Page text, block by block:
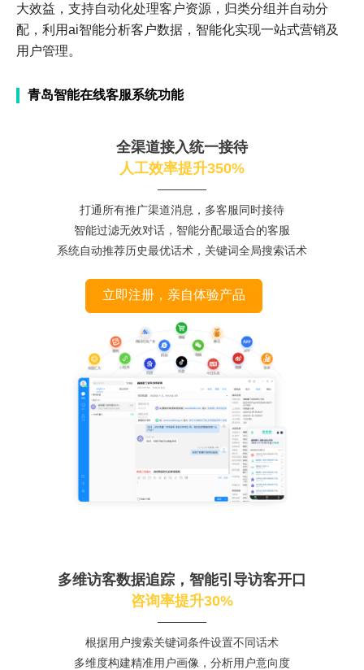
大效益，支持自动化处理客户资源，归类分组并自动分
配，利用ai智能分析客户数据，智能化实现一站式营销及
用户管理。
青岛智能在线客服系统功能
全渠道接入统一接待
人工效率提升350%
打通所有推广渠道消息，多客服同时接待
智能过滤无效对话，智能分配最适合的客服
系统自动推荐历史最优话术，关键词全局搜索话术
立即注册，亲自体验产品
多维访客数据追踪，智能引导访客开口
咨询率提升30%
根据用户搜索关键词条件设置不同话术
多维度构建精准用户画像，分析用户意向度